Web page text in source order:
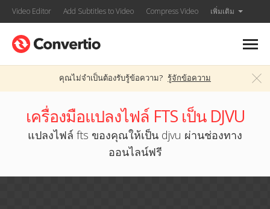
Video Editor Add Subtitles to Video Compress Video เพิ่มเติม
คุณไม่จำเป็นต้องรับรู้ข้อความ? รู้จักข้อความ
เครื่องมือแปลงไฟล์ FTS เป็น DJVU
แปลงไฟล์ fts ของคุณให้เป็น djvu ผ่านช่องทาง
ออนไลน์ฟรี